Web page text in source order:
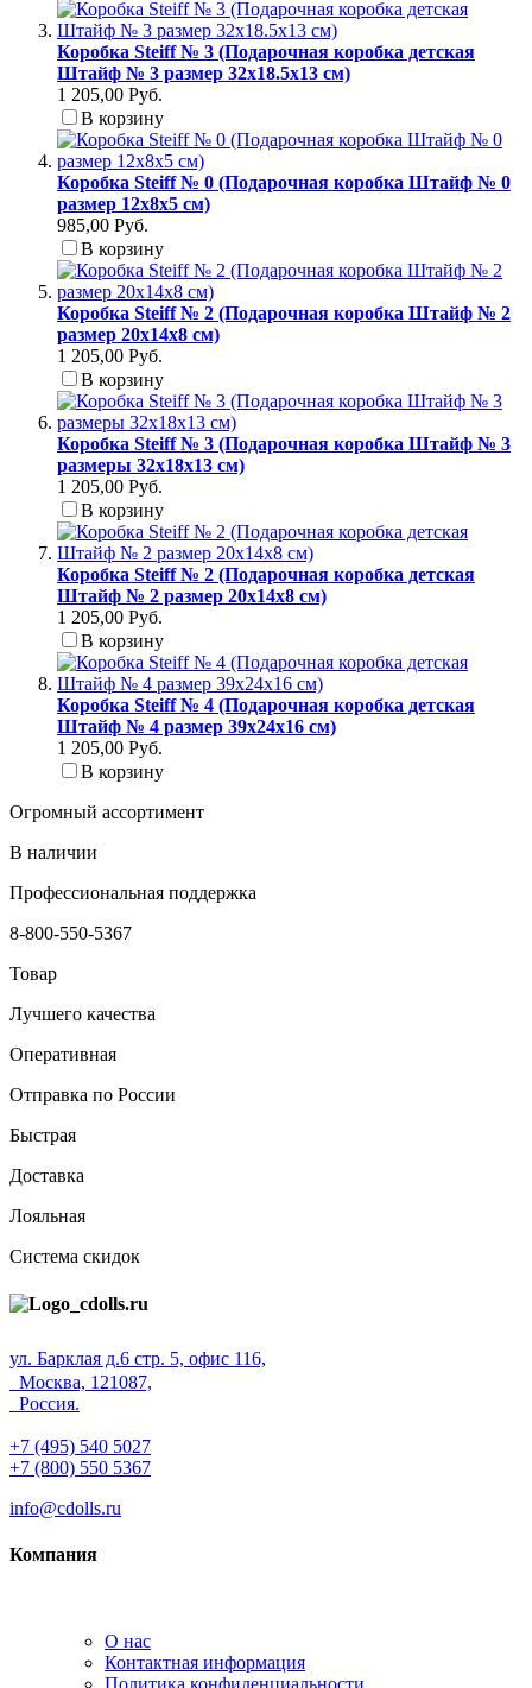
Коробка Steiff № 3 (Подарочная коробка детская
Штайф № 3 размер 32x18.5x13 см)
1 205,00 Руб.
В корзину
Коробка Steiff № 0 (Подарочная коробка Штайф № 0
размер 12x8x5 см)
985,00 Руб.
В корзину
Коробка Steiff № 2 (Подарочная коробка Штайф № 2
размер 20x14x8 см)
1 205,00 Руб.
В корзину
Коробка Steiff № 3 (Подарочная коробка Штайф № 3
размеры 32x18x13 см)
1 205,00 Руб.
В корзину
Коробка Steiff № 2 (Подарочная коробка детская
Штайф № 2 размер 20x14x8 см)
1 205,00 Руб.
В корзину
Коробка Steiff № 4 (Подарочная коробка детская
Штайф № 4 размер 39x24x16 см)
1 205,00 Руб.
В корзину
Огромный ассортимент
В наличии
Профессиональная поддержка
8-800-550-5367
Товар
Лучшего качества
Оперативная
Отправка по России
Быстрая
Доставка
Лояльная
Система скидок
ул. Барклая д.6 стр. 5, офис 116,
Москва, 121087,
Россия.
+7 (495) 540 5027
+7 (800) 550 5367
info@cdolls.ru
Компания
О нас
Контактная информация